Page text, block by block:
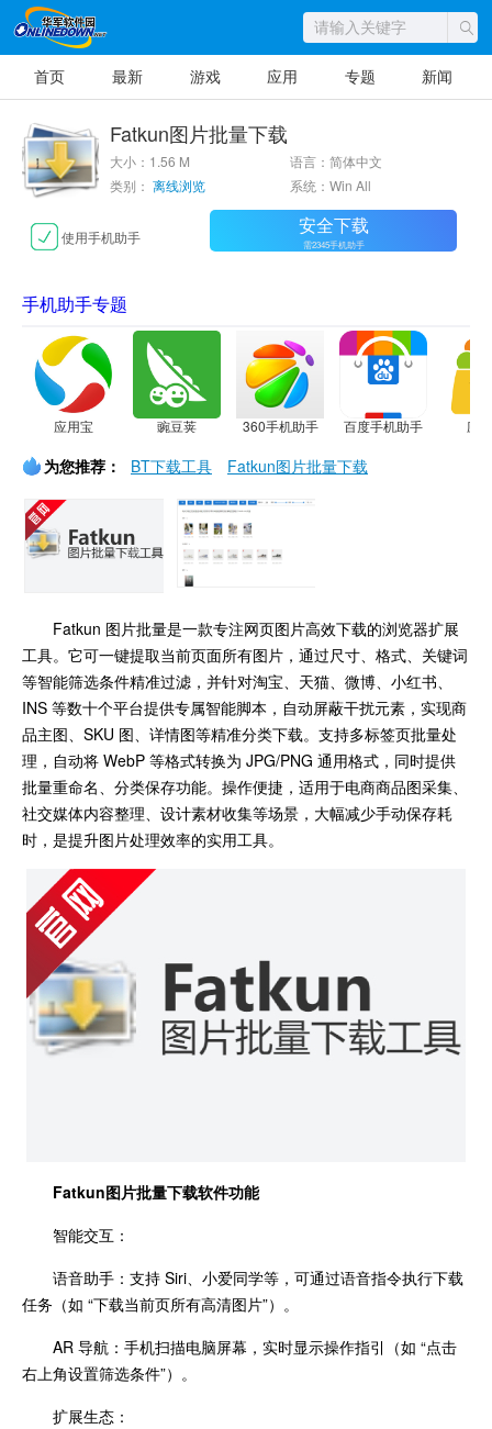
首页 最新 游戏 应用 专题 新闻
Fatkun图片批量下载
大小：1.56 M
语言：简体中文
类别： 离线浏览 系统：Win All
使用手机助手 安全下载
需2345手机助手
手机助手专题
应用宝 豌豆荚 360手机助手 百度手机助手 应
为您推荐： BT下载工具 Fatkun图片批量下载
Fatkun 图片批量是一款专注网页图片高效下载的浏览器扩展
工具。它可一键提取当前页面所有图片，通过尺寸、格式、关键词
等智能筛选条件精准过滤，并针对淘宝、天猫、微博、小红书、
INS 等数十个平台提供专属智能脚本，自动屏蔽干扰元素，实现商
品主图、SKU 图、详情图等精准分类下载。支持多标签页批量处
理，自动将 WebP 等格式转换为 JPG/PNG 通用格式，同时提供
批量重命名、分类保存功能。操作便捷，适用于电商商品图采集、
社交媒体内容整理、设计素材收集等场景，大幅减少手动保存耗
时，是提升图片处理效率的实用工具。
Fatkun图片批量下载软件功能
智能交互：
语音助手：支持 Siri、小爱同学等，可通过语音指令执行下载
任务（如 “下载当前页所有高清图片”）。
AR 导航：手机扫描电脑屏幕，实时显示操作指引（如 “点击
右上角设置筛选条件”）。
扩展生态：